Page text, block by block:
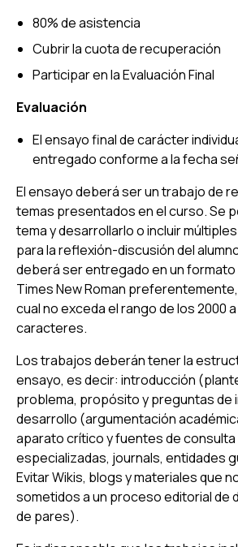
80% de asistencia
Cubrir la cuota de recuperación
Participar en la Evaluación Final
Evaluación
El ensayo final de carácter
entregado conforme a la fecha
El ensayo deberá ser un trabajo de
temas presentados en el curso. Se
tema y desarrollarlo o incluir
para la reflexión-discusión del
deberá ser entregado en un formato
Times New Roman preferentemente,
cual no exceda el rango de los 2000
caracteres.
Los trabajos deberán tener la
ensayo, es decir: introducción
problema, propósito y preguntas de
desarrollo (argumentación
aparato crítico y fuentes de
especializadas, journals, entidades
Evitar Wikis, blogs y materiales que
sometidos a un proceso editorial de
de pares).